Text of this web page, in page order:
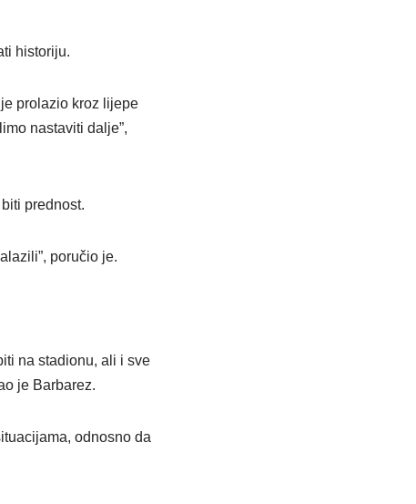
historiju.
prolazio kroz lijepe
nastaviti dalje”,
prednost.
poručio je.
na stadionu, ali i sve
je Barbarez.
odnosno da